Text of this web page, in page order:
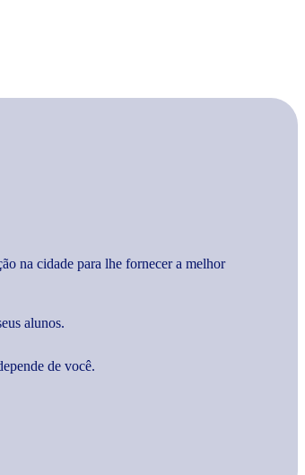
na cidade para lhe fornecer a melhor
alunos.
de você.